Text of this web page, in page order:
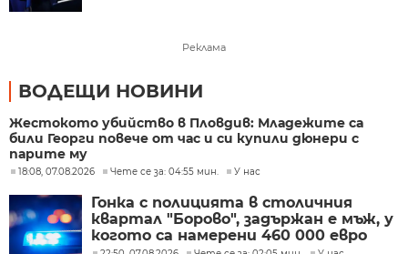
Реклама
ВОДЕЩИ НОВИНИ
Жестокото убийство в Пловдив: Младежите са
били Георги повече от час и си купили дюнери с
парите му
18:08, 07.08.2026 Чете се за: 04:55 мин. У нас
Гонка с полицията в столичния
квартал "Борово", задържан е мъж, у
когото са намерени 460 000 евро